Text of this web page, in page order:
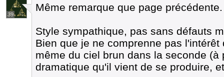
39
Même remarque que page précédente.
Style sympathique, pas sans défauts
Bien que je ne comprenne pas
même du ciel brun dans la seconde
dramatique qu'il vient de se produire,